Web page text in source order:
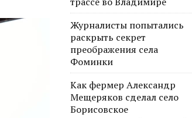
Журналисты попытались
раскрыть секрет
преображения села
Фоминки
Как фермер Александр
Мещеряков сделал село
Борисовское